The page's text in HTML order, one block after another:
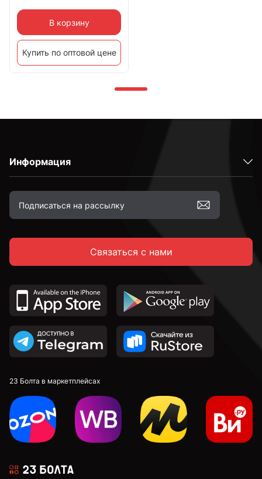
В корзину
Купить по оптовой цене
Информация
Связаться с нами
23 Болта в маркетплейсах